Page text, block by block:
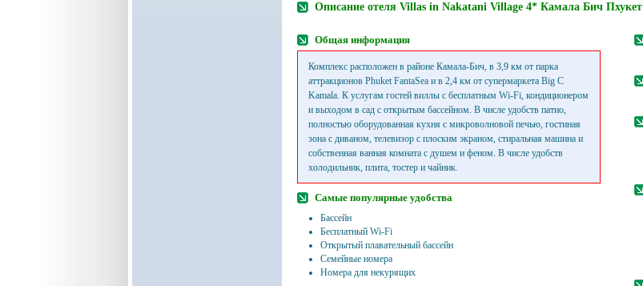
Описание отеля Villas in Nakatani Village 4* Камала Бич Пхукет
Общая информация
Комплекс расположен в районе Камала-Бич, в 3,9 км от парка
аттракционов Phuket FantaSea и в 2,4 км от супермаркета Big C
Kamala. К услугам гостей виллы с бесплатным Wi-Fi, кондиционером
и выходом в сад с открытым бассейном. В числе удобств патио,
полностью оборудованная кухня с микроволновой печью, гостиная
зона с диваном, телевизор с плоским экраном, стиральная машина и
собственная ванная комната с душем и феном. В числе удобств
холодильник, плита, тостер и чайник.
Самые популярные удобства
Бассейн
Бесплатный Wi-Fi
Открытый плавательный бассейн
Семейные номера
Номера для некурящих